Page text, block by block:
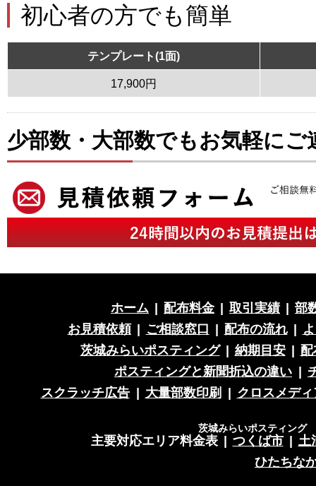
初心者の方でも簡単
テンプレート(1面)
17,900円
少部数・大部数でもお気軽にご
ホーム 配布料金 取引実績
部
お見積依頼
ご相談窓口 配布の流れ
茨城みらいポスティング
納期目安
ポスティングと新聞折込の違い
スクラッチ広告
大量部数印刷 クロスメディ
茨城みらいポスティング
主要対応エリア料金表 つくば市
土
ひたちな